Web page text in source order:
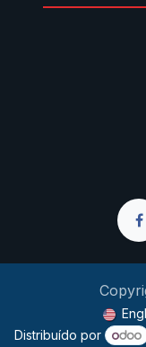
Distribuído por